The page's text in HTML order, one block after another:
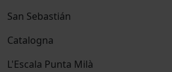
San Sebastián
Catalogna
L'Escala Punta Milà